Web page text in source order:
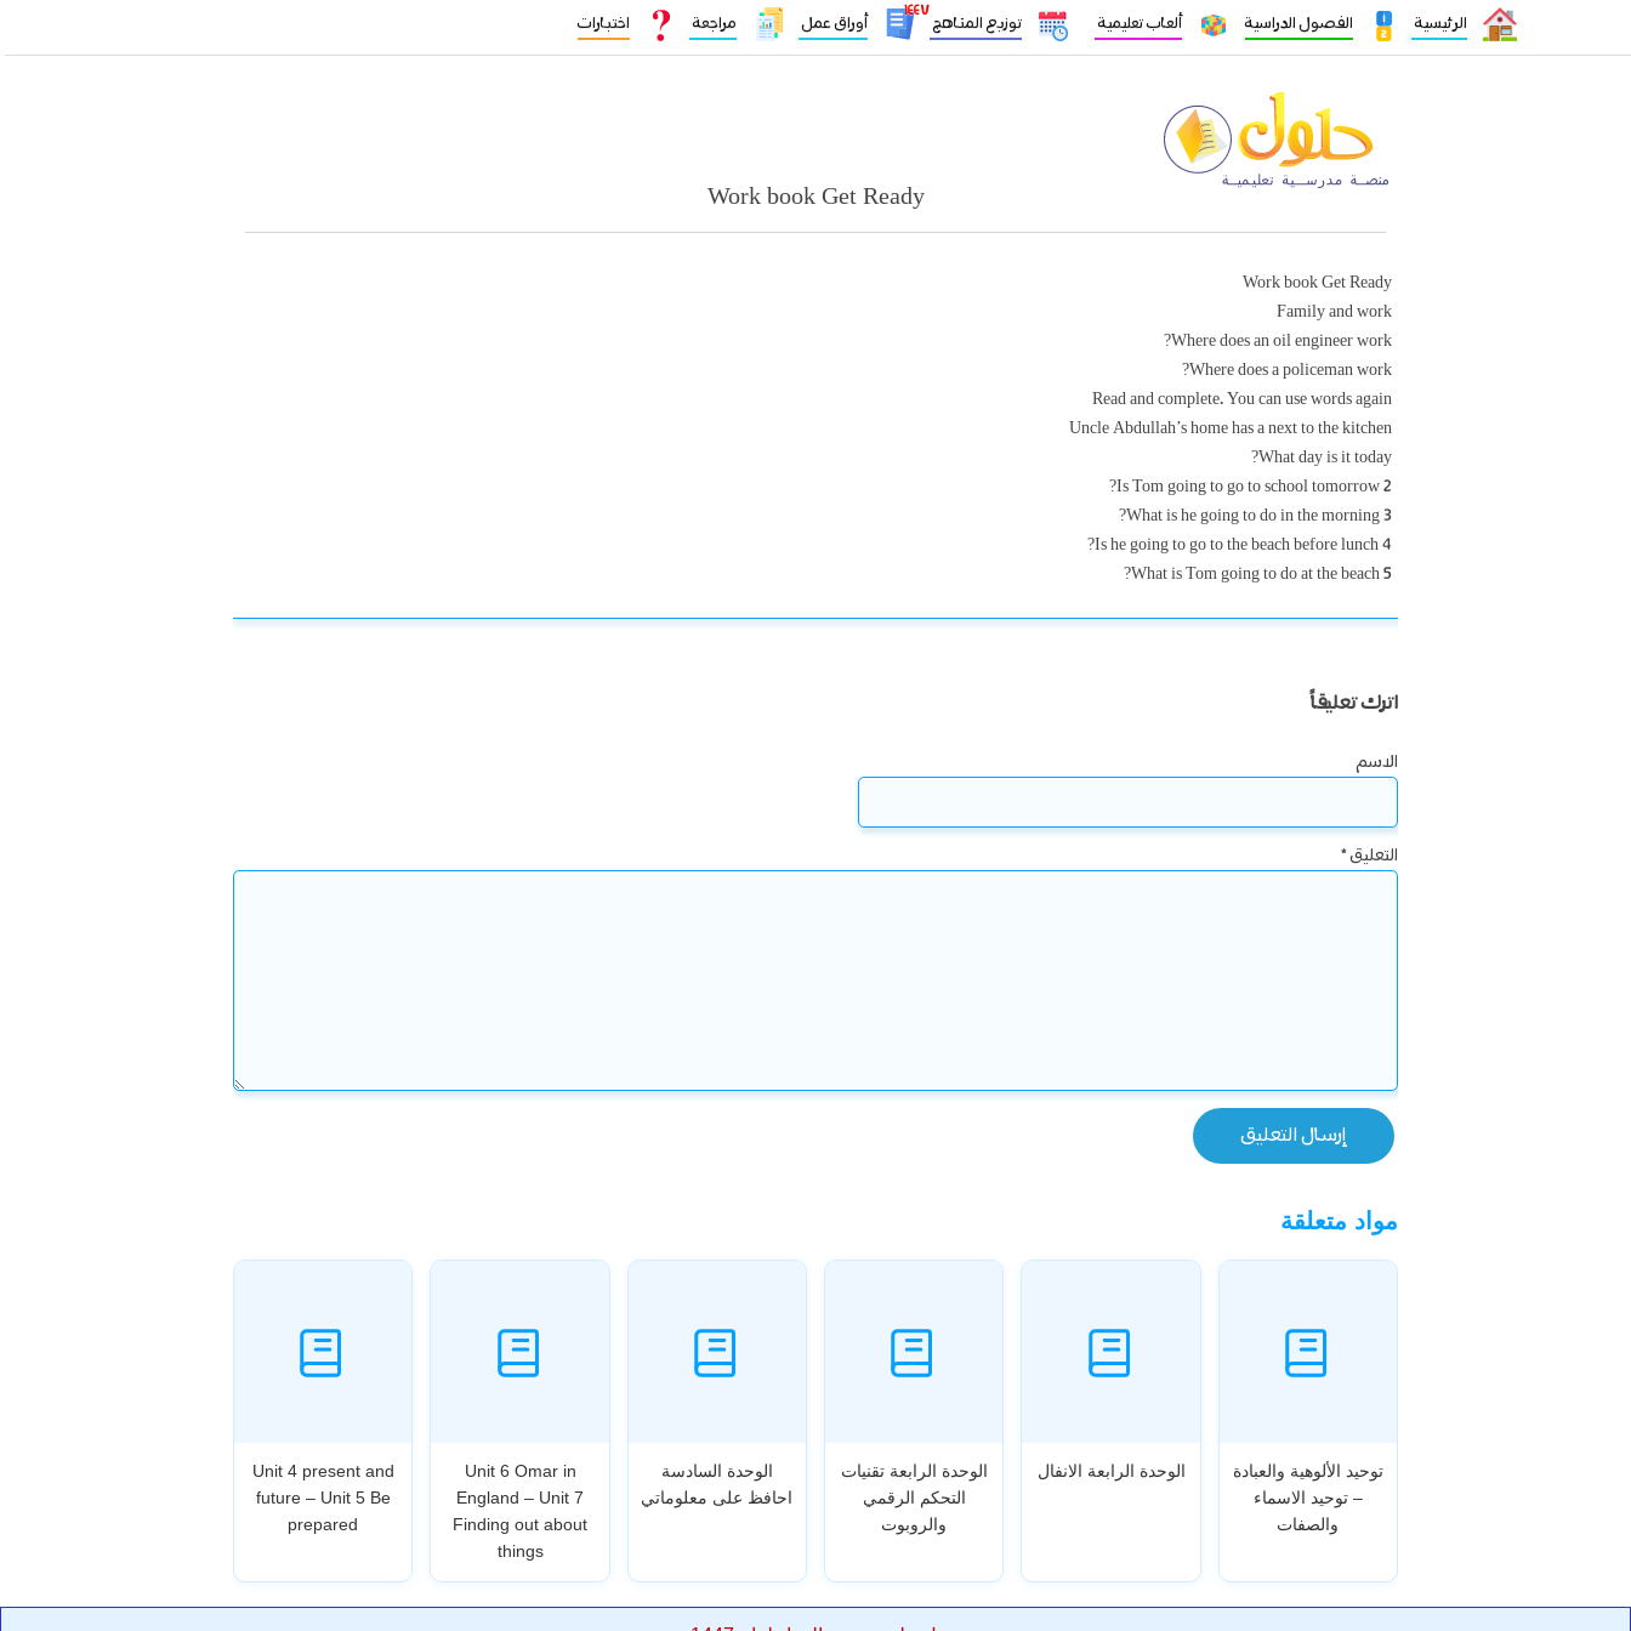
الرئيسية الفصول الدراسية ألعاب تعليمية توزيع المناهج
١٤٤٧
أوراق عمل مراجعة اختبارات
Work book Get Ready
Work book Get Ready
Family and work
Where does an oil engineer work?
Where does a policeman work?
Read and complete. You can use words again
Uncle Abdullah’s home has a next to the kitchen
What day is it today?
2 Is Tom going to go to school tomorrow?
3 What is he going to do in the morning?
4 Is he going to go to the beach before lunch?
5 What is Tom going to do at the beach?
اترك تعليقاً
الاسم
التعليق*
مواد متعلقة
توحيد الألوهية والعبادة
– توحيد الاسماء
والصفات
الوحدة الرابعة الانفال
الوحدة الرابعة تقنيات
التحكم الرقمي
والروبوت
الوحدة السادسة
احافظ على معلوماتي
Unit 6 Omar in
England – Unit 7
Finding out about
things
Unit 4 present and
future – Unit 5 Be
prepared